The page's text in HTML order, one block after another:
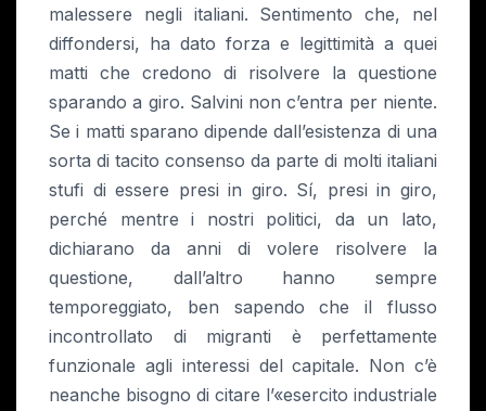
malessere negli italiani. Sentimento che, nel
diffondersi, ha dato forza e legittimità a quei
matti che credono di risolvere la questione
sparando a giro. Salvini non c’entra per niente.
Se i matti sparano dipende dall’esistenza di una
sorta di tacito consenso da parte di molti italiani
stufi di essere presi in giro. Sí, presi in giro,
perché mentre i nostri politici, da un lato,
dichiarano da anni di volere risolvere la
questione, dall’altro hanno sempre
temporeggiato, ben sapendo che il flusso
incontrollato di migranti è perfettamente
funzionale agli interessi del capitale. Non c’è
neanche bisogno di citare l’«esercito industriale